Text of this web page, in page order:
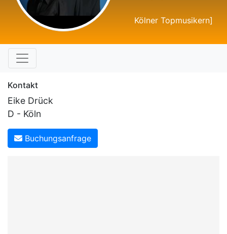
Kölner Topmusikern]
Kontakt
Eike Drück
D - Köln
Buchungsanfrage